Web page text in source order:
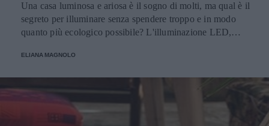
Una casa luminosa e ariosa è il sogno di molti, ma qual è il
segreto per illuminare senza spendere troppo e in modo
quanto più ecologico possibile? L'illuminazione LED,
del LED.
ELIANA MAGNOLO